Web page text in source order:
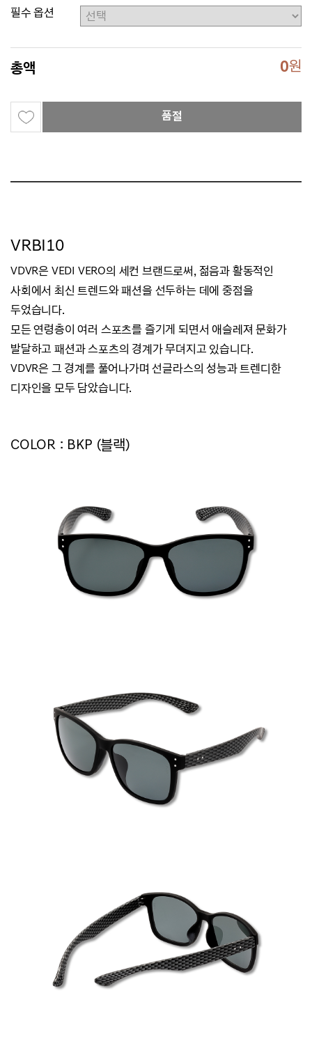
필수 옵션
총액 0원
품절
VRBI10
VDVR은 VEDI VERO의 세컨 브랜드로써, 젊음과 활동적인
사회에서 최신 트렌드와 패션을 선두하는 데에 중점을
두었습니다.
모든 연령층이 여러 스포츠를 즐기게 되면서 애슬레져 문화가
발달하고 패션과 스포츠의 경계가 무뎌지고 있습니다.
VDVR은 그 경계를 풀어나가며 선글라스의 성능과 트렌디한
디자인을 모두 담았습니다.
COLOR : BKP (블랙)